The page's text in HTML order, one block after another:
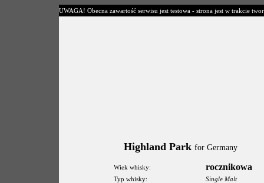
UWAGA! Obecna zawartość serwisu jest testowa - strona jest w trakcie
Highland Park for Germany
Wiek whisky: rocznikowa
Typ whisky:
Single Malt